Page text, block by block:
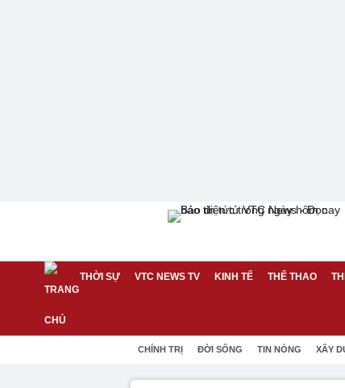
THỜI SỰ VTC NEWS TV KINH TẾ THỂ THAO
CHÍNH TRỊ ĐỜI SỐNG TIN NÓNG XÂY